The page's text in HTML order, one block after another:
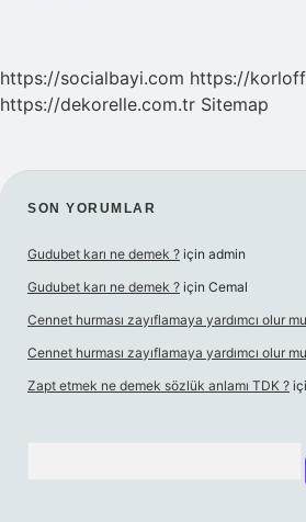
https://socialbayi.com https://
https://dekorelle.com.tr Sitemap
SIDEBAR
SON YORUMLAR
Gudubet karı ne demek ? için admin
Gudubet karı ne demek ? için Cemal
Cennet hurması zayıflamaya yardımcı olur
Cennet hurması zayıflamaya yardımcı olur
Zapt etmek ne demek sözlük anlamı TDK ?